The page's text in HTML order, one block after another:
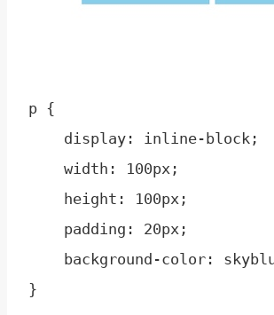
p {
    display: inline-block;
    width: 100px;
    height: 100px;
    padding: 20px;
background-color:
}